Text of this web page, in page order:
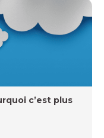
c’est plus